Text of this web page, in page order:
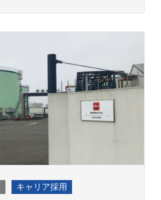
キャリア採用